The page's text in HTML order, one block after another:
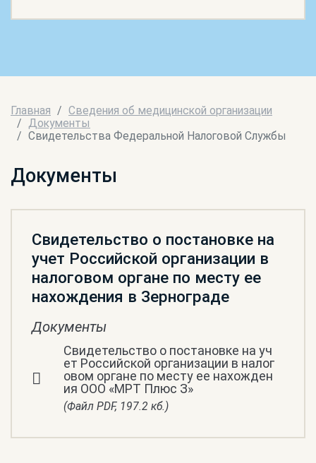
Главная
Сведения об медицинской организации
Документы
Свидетельства Федеральной Налоговой Службы
Документы
Свидетельство о постановке на
учет Российской организации в
налоговом органе по месту ее
нахождения в Зернограде
Документы
Свидетельство о постановке на уч
ет Российской организации в налог
овом органе по месту ее нахожден
ия ООО «‎МРТ Плюс З»‎
(Файл PDF, 197.2 кб.)